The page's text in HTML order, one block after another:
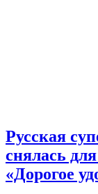
Русская
снялась
«Дорогое